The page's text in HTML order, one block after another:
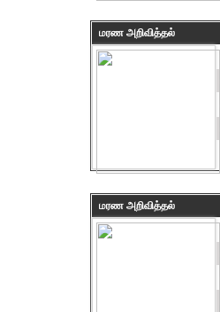
மரண அறிவித்தல்
மரண அறிவித்தல்